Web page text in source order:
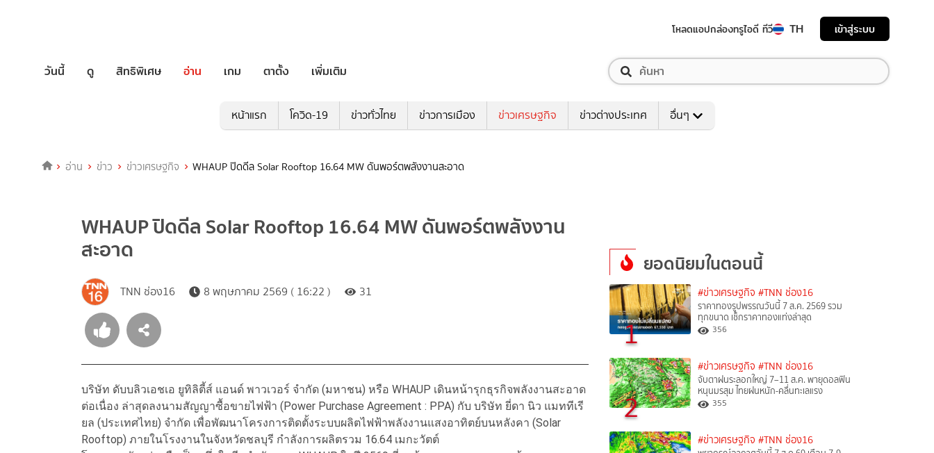
โหลดแอปกล่องทรูไอดี ทีวี TH เข้าสู่ระบบ
วันนี้ ดู สิทธิพิเศษ อ่าน เกม ตาตั้ง เพิ่มเติม
หน้าแรก โควิด-19 ข่าวทั่วไทย ข่าวการเมือง ข่าวเศรษฐกิจ ข่าวต่างประเทศ อื่นๆ
อ่าน ข่าว ข่าวเศรษฐกิจ WHAUP ปิดดีล Solar Rooftop 16.64 MW ดันพอร์ตพลังงานสะอาด
WHAUP ปิดดีล Solar Rooftop 16.64 MW ดันพอร์ตพลังงาน
สะอาด
TNN ช่อง16 8 พฤษภาคม 2569 ( 16:22 ) 31
บริษัท ดับบลิวเอชเอ ยูทิลิตี้ส์ แอนด์ พาวเวอร์ จำกัด (มหาชน) หรือ WHAUP เดินหน้ารุกธุรกิจพลังงานสะอาด
ต่อเนื่อง ล่าสุดลงนามสัญญาซื้อขายไฟฟ้า (Power Purchase Agreement : PPA) กับ บริษัท ยี่ดา นิว แมททีเรี
ยล (ประเทศไทย) จำกัด เพื่อพัฒนาโครงการติดตั้งระบบผลิตไฟฟ้าพลังงานแสงอาทิตย์บนหลังคา (Solar
Rooftop) ภายในโรงงานในจังหวัดชลบุรี กำลังการผลิตรวม 16.64 เมกะวัตต์
ยอดนิยมในตอนนี้
1
#ข่าวเศรษฐกิจ #TNN ช่อง16
ราคาทองรูปพรรณวันนี้ 7 ส.ค. 2569 รวม
ทุกขนาด เช็กราคาทองแท่งล่าสุด
356
2
#ข่าวเศรษฐกิจ #TNN ช่อง16
จับตาฝนระลอกใหญ่ 7–11 ส.ค. พายุดอลฟิน
หนุนมรสุม ไทยฝนหนัก-คลื่นทะเลแรง
355
#ข่าวเศรษฐกิจ #TNN ช่อง16